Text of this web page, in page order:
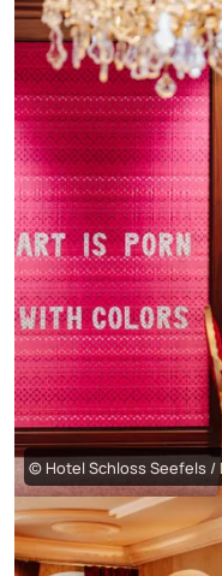
© Hotel Schloss Seefels /